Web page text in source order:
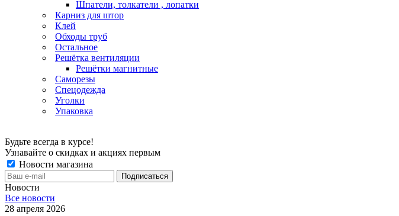
Шпатели, толкатели , лопатки
Карниз для штор
Клей
Обходы труб
Остальное
Решётка вентиляции
Решётки магнитные
Саморезы
Спецодежда
Уголки
Упаковка
Будьте всегда в курсе!
Узнавайте о скидках и акциях первым
Новости магазина
Новости
Все новости
28 апреля 2026